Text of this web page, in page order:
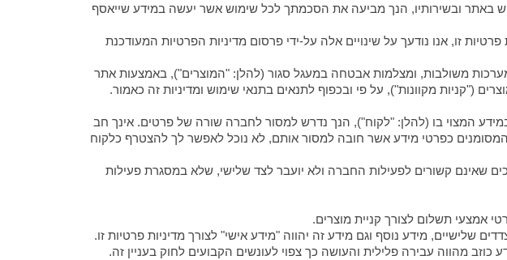
באתר ובשירותיו, הנך מביעה את הסכמתך לכל שימוש אשר יעשה במידע שייאסף
זו, אנו נודעך על שינויים אלה על-ידי פרסום מדיניות הפרטיות המעודכנת
מערכות משולבות, ומצלמות אבטחה במעגל סגור (להלן: "המוצרים"), באמצעות אתר
המצוי בו (להלן: "לקוח"), הנך נדרש למסור לחברה שורה של פרטים. אינך חב
כפרטי מידע אשר חובה למסור אותם, לא נוכל לאפשר לך להצטרף כלקוח
שאינם קשורים לפעילות החברה ולא יועבר לצד שלישי, שלא במסגרת פעילות
כוזב מהווה עבירה פלילית והעושה כך צפוי לעונשים הקבועים לחוק בעניין זה.